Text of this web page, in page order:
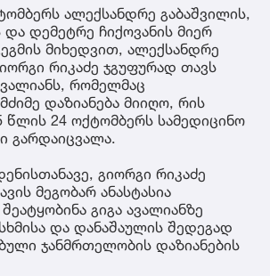
ალექსანდრე გაბაშვილის,
და დემეტრე ჩიქოვანის მიერ
მიხედვით, ალექსანდრე
რიკაძე ჯგუფურად თავს
რომელმაც
დაზიანება მიიღო, რის
წლის 24 ოქტომბერს სამედიცინო
გარდაიცვალა.
გიორგი რიკაძე
მეგობარ ანასტასია
გიგა ავალიანზე
და დანაშაულის შედეგად
ჯანმრთელობის დაზიანების